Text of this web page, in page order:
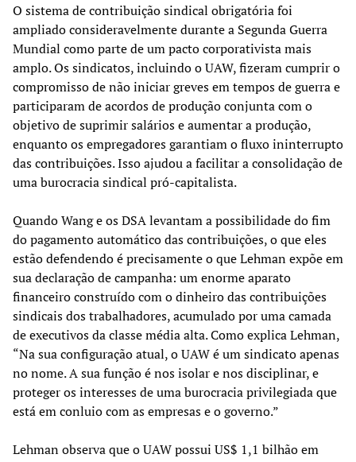
O sistema de contribuição sindical obrigatória foi
ampliado consideravelmente durante a Segunda Guerra
Mundial como parte de um pacto corporativista mais
amplo. Os sindicatos, incluindo o UAW, fizeram cumprir o
compromisso de não iniciar greves em tempos de guerra e
participaram de acordos de produção conjunta com o
objetivo de suprimir salários e aumentar a produção,
enquanto os empregadores garantiam o fluxo ininterrupto
das contribuições. Isso ajudou a facilitar a consolidação de
uma burocracia sindical pró-capitalista.
Quando Wang e os DSA levantam a possibilidade do fim
do pagamento automático das contribuições, o que eles
estão defendendo é precisamente o que Lehman expõe em
sua declaração de campanha: um enorme aparato
financeiro construído com o dinheiro das contribuições
sindicais dos trabalhadores, acumulado por uma camada
de executivos da classe média alta. Como explica Lehman,
“Na sua configuração atual, o UAW é um sindicato apenas
no nome. A sua função é nos isolar e nos disciplinar, e
proteger os interesses de uma burocracia privilegiada que
está em conluio com as empresas e o governo.”
Lehman observa que o UAW possui US$ 1,1 bilhão em